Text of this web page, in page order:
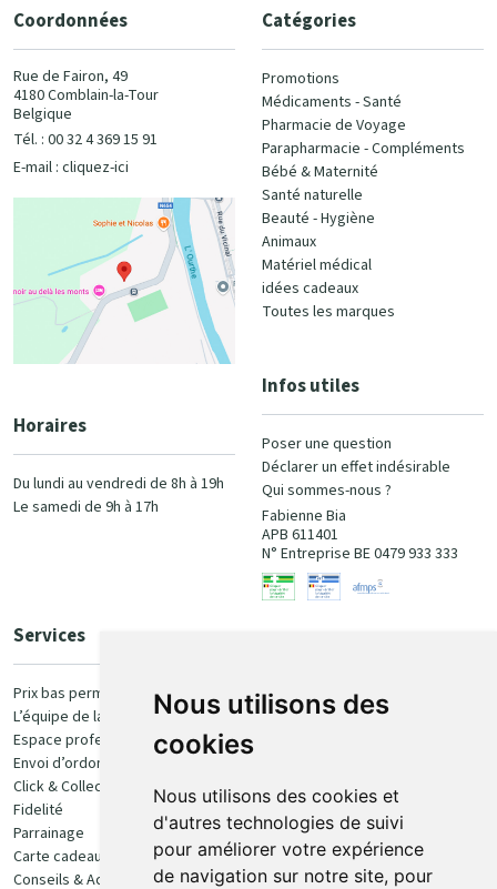
Nous utilisons des
cookies
Nous utilisons des cookies et
d'autres technologies de suivi
pour améliorer votre expérience
de navigation sur notre site, pour
Coordonnées
Rue de Fairon, 49
4180 Comblain-la-Tour
Belgique
Tél. : 00 32 4 369 15 91
E-mail : cliquez-ici
Horaires
Du lundi au vendredi de 8h à 19h
Le samedi de 9h à 17h
Catégories
Promotions
Médicaments - Santé
Pharmacie de Voyage
Parapharmacie - Compléments
Bébé & Maternité
Santé naturelle
Beauté - Hygiène
Animaux
Matériel médical
idées cadeaux
Toutes les marques
Infos utiles
Poser une question
Déclarer un effet indésirable
Qui sommes-nous ?
Fabienne Bia
APB 611401
N° Entreprise BE 0479 933 333
Services
Prix bas permanent
L’équipe de la pharmacie
Espace professionnel
Envoi d’ordonnance
Click & Collect
Fidelité
Parrainage
Carte cadeau
Conseils & Actualités
100% sécurisé
Retrait et livraison